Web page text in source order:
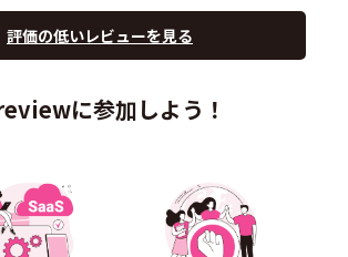
評価の低いレビューを見る
に参加しよう！